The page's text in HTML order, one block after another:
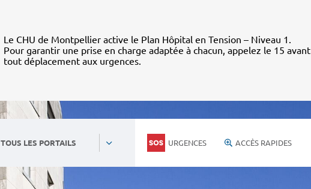
Le CHU de Montpellier active le Plan Hôpital en Tension – Niveau 1.
Pour garantir une prise en charge adaptée à chacun, appelez le 15 avant
tout déplacement aux urgences.
TOUS LES PORTAILS URGENCES ACCÈS RAPIDES